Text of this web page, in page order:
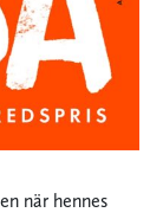
när hennes